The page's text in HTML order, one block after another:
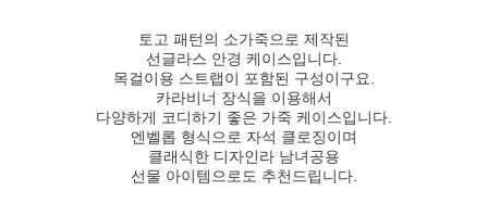
토고 패턴의 소가죽으로 제작된
선글라스 안경 케이스입니다.
목걸이용 스트랩이 포함된 구성이구요.
카라비너 장식을 이용해서
다양하게 코디하기 좋은 가죽 케이스입니다.
엔벨롭 형식으로 자석 클로징이며
클래식한 디자인라 남녀공용
선물 아이템으로도 추천드립니다.